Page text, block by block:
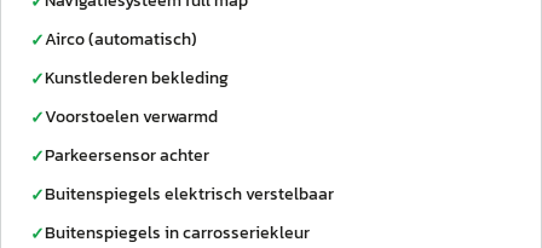
✓Airco (automatisch)
✓Kunstlederen bekleding
✓Voorstoelen verwarmd
✓Parkeersensor achter
✓Buitenspiegels elektrisch verstelbaar
✓Buitenspiegels in carrosseriekleur